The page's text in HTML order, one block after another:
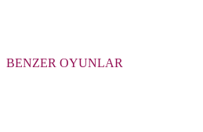
BENZER OYUNLAR